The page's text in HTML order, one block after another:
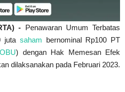
- Penawaran Umum Terbatas
juta saham bernominal Rp100 PT
) dengan Hak Memesan Efek
dilaksanakan pada Februari 2023.